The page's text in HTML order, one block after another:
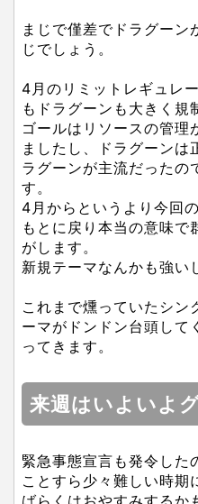
まじで僅差でドラグーン
じでしょう。
4月のリミットレギュレ
もドラグーンも大きく規
ゴールはリソースの管理
ましたし、ドラグーン
ラグーンが主流だったの
す。
4月からというより今回
もとに戻り本当の意味で
がします。
新規テーマなんかも強い
これまで燻っていたシン
ーマがドンドン台頭して
ってきます。
来週はいよいよ
緊急事態宣言も発令した
ことすら少々難しい時期